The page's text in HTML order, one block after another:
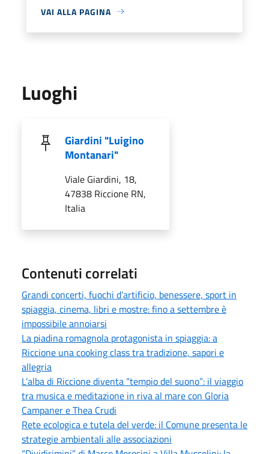
VAI ALLA PAGINA
Luoghi
Giardini "Luigino
Montanari"
Viale Giardini, 18,
47838 Riccione RN,
Italia
Contenuti correlati
Grandi concerti, fuochi d’artificio, benessere, sport in
spiaggia, cinema, libri e mostre: fino a settembre è
impossibile annoiarsi
La piadina romagnola protagonista in spiaggia: a
Riccione una cooking class tra tradizione, sapori e
allegria
L’alba di Riccione diventa “tempio del suono”: il viaggio
tra musica e meditazione in riva al mare con Gloria
Campaner e Thea Crudi
Rete ecologica e tutela del verde: il Comune presenta le
strategie ambientali alle associazioni